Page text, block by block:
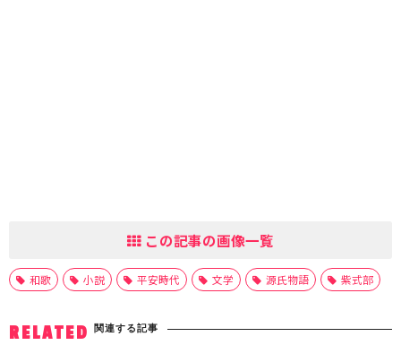
この記事の画像一覧
和歌 小説 平安時代 文学 源氏物語 紫式部
RELATED 関連する記事